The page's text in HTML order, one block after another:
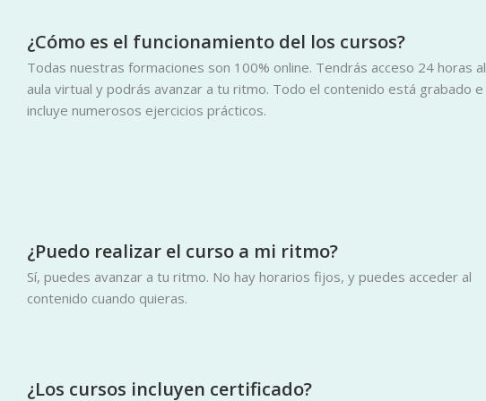
¿Cómo es el funcionamiento del los cursos?
Todas nuestras formaciones son 100% online. Tendrás acceso 24 horas al
aula virtual y podrás avanzar a tu ritmo. Todo el contenido está grabado e
incluye numerosos ejercicios prácticos.
¿Puedo realizar el curso a mi ritmo?
Sí, puedes avanzar a tu ritmo. No hay horarios fijos, y puedes acceder al
contenido cuando quieras.
¿Los cursos incluyen certificado?